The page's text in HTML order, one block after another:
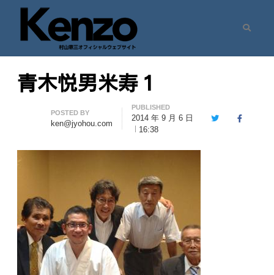
七転八起 – 村山憲三 Official Site
村山憲三ウェブサイト
青木悦男米寿１
Author
POSTED BY
ken@jyohou.com
PUBLISHED
2014 年 9 月 6 日
16:38
TwitterFacebook